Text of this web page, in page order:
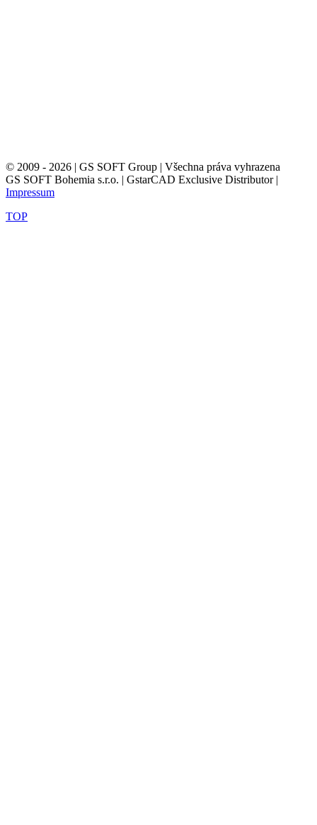
© 2009 - 2026 | GS SOFT Group | Všechna práva vyhrazena
GS SOFT Bohemia s.r.o. | GstarCAD Exclusive Distributor |
Impressum
TOP